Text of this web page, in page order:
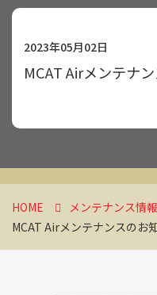
2023年05月02日
MCAT Airメンテナ
HOME
メンテナンス情報
MCAT Airメンテナンスのお